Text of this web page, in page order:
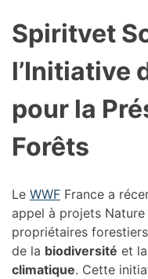
Spiritvet
l’Initiative
pour la
Forêts
Le WWF France a
appel à projets
propriétaires
de la biodiversité et
climatique. Cette